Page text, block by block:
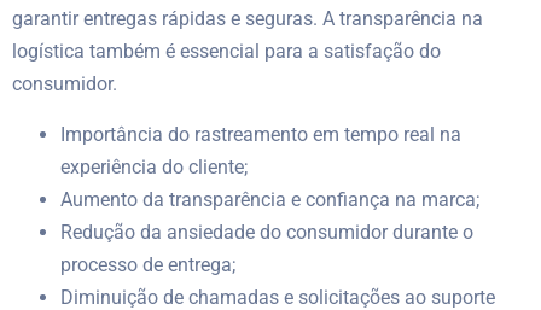
garantir entregas rápidas e seguras. A transparência na
logística também é essencial para a satisfação do
consumidor.
Importância do rastreamento em tempo real na
experiência do cliente;
Aumento da transparência e confiança na marca;
Redução da ansiedade do consumidor durante o
processo de entrega;
Diminuição de chamadas e solicitações ao suporte